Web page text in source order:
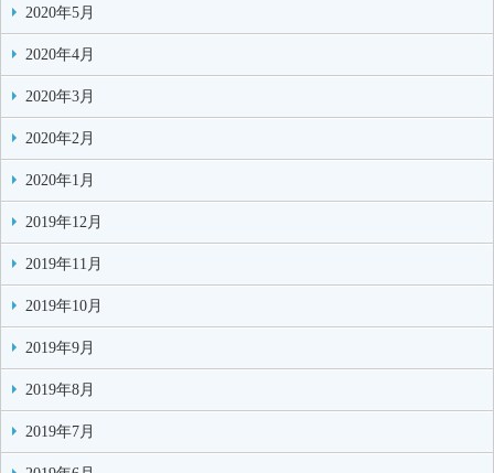
2020年5月
2020年4月
2020年3月
2020年2月
2020年1月
2019年12月
2019年11月
2019年10月
2019年9月
2019年8月
2019年7月